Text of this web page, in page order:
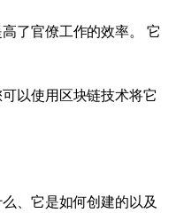
了官僚工作的效率。 它
以使用区块链技术将它
、它是如何创建的以及